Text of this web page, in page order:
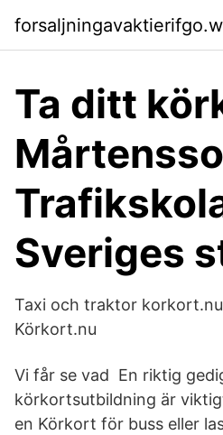
Ta ditt
Sveriges
Taxi och traktor
Körkort.nu
Vi får se vad​ En riktig
körkortsutbildning är
en Körkort för buss eller